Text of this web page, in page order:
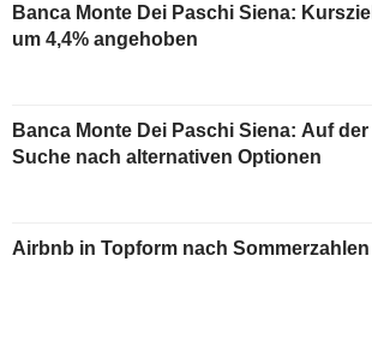
Banca Monte Dei Paschi Siena: Kursziel
um 4,4% angehoben
Banca Monte Dei Paschi Siena: Auf der
Suche nach alternativen Optionen
Airbnb in Topform nach Sommerzahlen